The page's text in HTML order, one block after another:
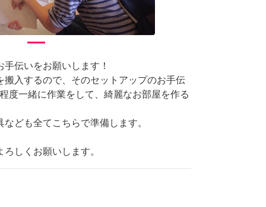
伝いをお願いします！
搬入するので、そのセットアップのお手伝
度一緒に作業をして、綺麗なお部屋を作る
ども全てこちらで準備します。
しくお願いします。